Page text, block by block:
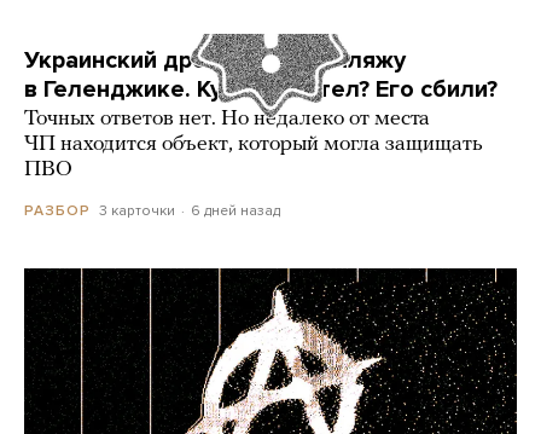
Украинский дрон попал по пляжу
в Геленджике. Куда он летел? Его сбили?
Точных ответов нет. Но недалеко от места
ЧП находится объект, который могла защищать
ПВО
РАЗБОР 3 карточки 6 дней назад